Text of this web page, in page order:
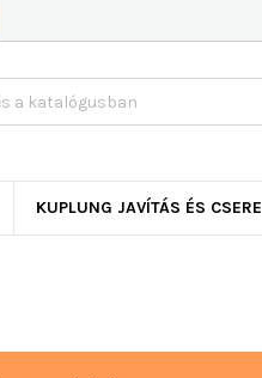
KUPLUNG JAVÍTÁS ÉS CSERE